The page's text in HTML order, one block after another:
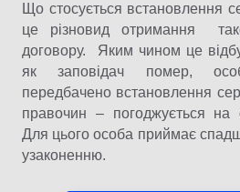
Що стосується встановлення
це різновид отримання
договору. Яким чином це
як заповідач помер,
передбачено встановлення
правочин – погоджується на
Для цього особа приймає
узаконенню.